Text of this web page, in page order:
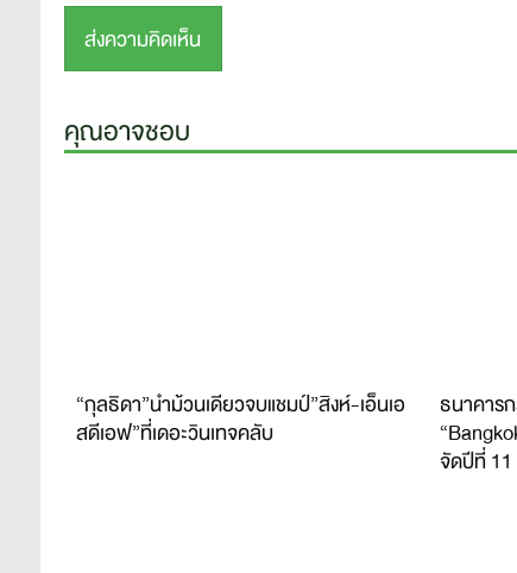
คุณอาจชอบ
“กุลธิดา”นำม้วนเดียวจบแชมป์”สิงห์-เอ็นเอ
สดีเอฟ”ที่เดอะวินเทจคลับ
ธนาคาร
จัดปีที่ 11